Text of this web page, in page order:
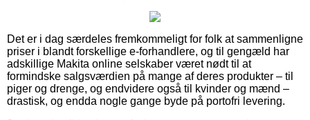
Det er i dag særdeles fremkommeligt for folk at sammenligne
priser i blandt forskellige e-forhandlere, og til gengæld har
adskillige Makita online selskaber været nødt til at
formindske salgsværdien på mange af deres produkter – til
piger og drenge, og endvidere også til kvinder og mænd –
drastisk, og endda nogle gange byde på portofri levering.